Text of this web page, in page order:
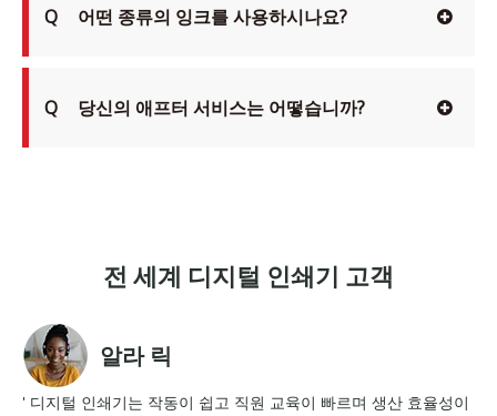
Q 어떤 종류의 잉크를 사용하시나요?
Q 당신의 애프터 서비스는 어떻습니까?
전 세계 디지털 인쇄기 고객
알라 릭
' 디지털 인쇄기는 작동이 쉽고 직원 교육이 빠르며 생산 효율성이